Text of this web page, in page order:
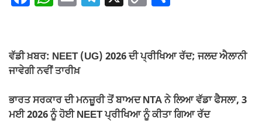
e
b
o
o
s
A
p
p
gr
m
y
n
k
e
ਵੱਡੀ ਖ਼ਬਰ: NEET (UG) 2026 ਦੀ ਪ੍ਰੀਖਿਆ ਰੱਦ; ਜਲਦ ਐਲਾਨੀ
ਜਾਵੇਗੀ ਨਵੀਂ ਤਾਰੀਖ਼
ਭਾਰਤ ਸਰਕਾਰ ਦੀ ਮਨਜ਼ੂਰੀ ਤੋਂ ਬਾਅਦ NTA ਨੇ ਲਿਆ ਵੱਡਾ ਫੈਸਲਾ, 3
ਮਈ 2026 ਨੂੰ ਹੋਈ NEET ਪ੍ਰੀਖਿਆ ਨੂੰ ਕੀਤਾ ਗਿਆ ਰੱਦ